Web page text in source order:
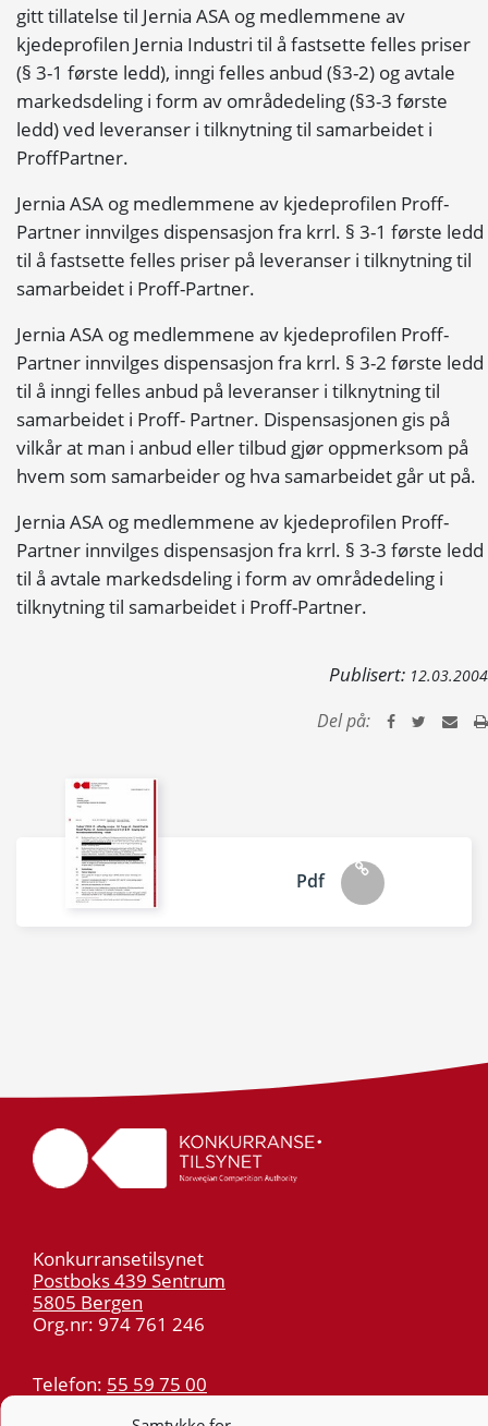
gitt tillatelse til Jernia ASA og medlemmene av
kjedeprofilen Jernia Industri til å fastsette felles priser
(§ 3-1 første ledd), inngi felles anbud (§3-2) og avtale
markedsdeling i form av områdedeling (§3-3 første
ledd) ved leveranser i tilknytning til samarbeidet i
ProffPartner.
Jernia ASA og medlemmene av kjedeprofilen Proff-
Partner innvilges dispensasjon fra krrl. § 3-1 første ledd
til å fastsette felles priser på leveranser i tilknytning til
samarbeidet i Proff-Partner.
Jernia ASA og medlemmene av kjedeprofilen Proff-
Partner innvilges dispensasjon fra krrl. § 3-2 første ledd
til å inngi felles anbud på leveranser i tilknytning til
samarbeidet i Proff- Partner. Dispensasjonen gis på
vilkår at man i anbud eller tilbud gjør oppmerksom på
hvem som samarbeider og hva samarbeidet går ut på.
Jernia ASA og medlemmene av kjedeprofilen Proff-
Partner innvilges dispensasjon fra krrl. § 3-3 første ledd
til å avtale markedsdeling i form av områdedeling i
tilknytning til samarbeidet i Proff-Partner.
Publisert: 12.03.2004
Del på:
Pdf
Konkurransetilsynet
Postboks 439 Sentrum
5805 Bergen
Org.nr: 974 761 246
Telefon: 55 59 75 00